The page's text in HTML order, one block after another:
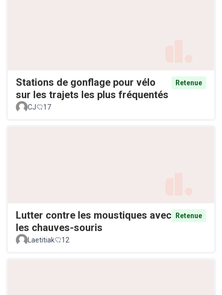
Stations de gonflage pour vélo
sur les trajets les plus fréquentés
Retenue
CJ 17
Lutter contre les moustiques avec
les chauves-souris
Retenue
Laetitiak 12